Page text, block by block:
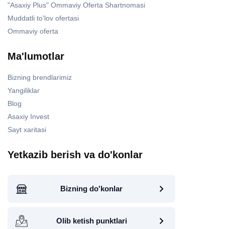
"Asaxiy Plus" Ommaviy Oferta Shartnomasi
Muddatli to'lov ofertasi
Ommaviy oferta
Ma'lumotlar
Bizning brendlarimiz
Yangiliklar
Blog
Asaxiy Invest
Sayt xaritasi
Yetkazib berish va do'konlar
Bizning do'konlar
Olib ketish punktlari